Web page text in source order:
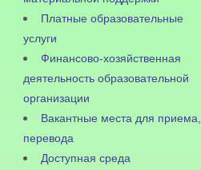
Платные образовательные
услуги
Финансово-хозяйственная
деятельность образовательной
организации
Вакантные места для приема,
перевода
Доступная среда